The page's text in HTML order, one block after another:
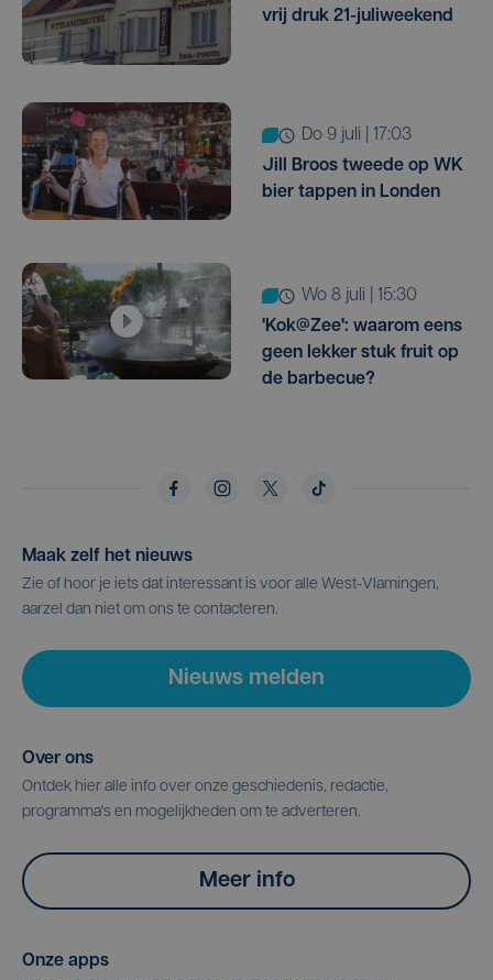
vrij druk 21-juliweekend
do 9 juli | 17:03
Jill Broos tweede op WK
bier tappen in Londen
wo 8 juli | 15:30
'Kok@Zee': waarom eens
geen lekker stuk fruit op
de barbecue?
Maak zelf het nieuws
Zie of hoor je iets dat interessant is voor alle West-Vlamingen,
aarzel dan niet om ons te contacteren.
Nieuws melden
Over ons
Ontdek hier alle info over onze geschiedenis, redactie,
programma's en mogelijkheden om te adverteren.
Meer info
Onze apps